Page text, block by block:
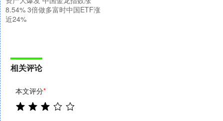
8.54% 3倍做多富时中国ETF涨
近24%
相关评论
本文评分*